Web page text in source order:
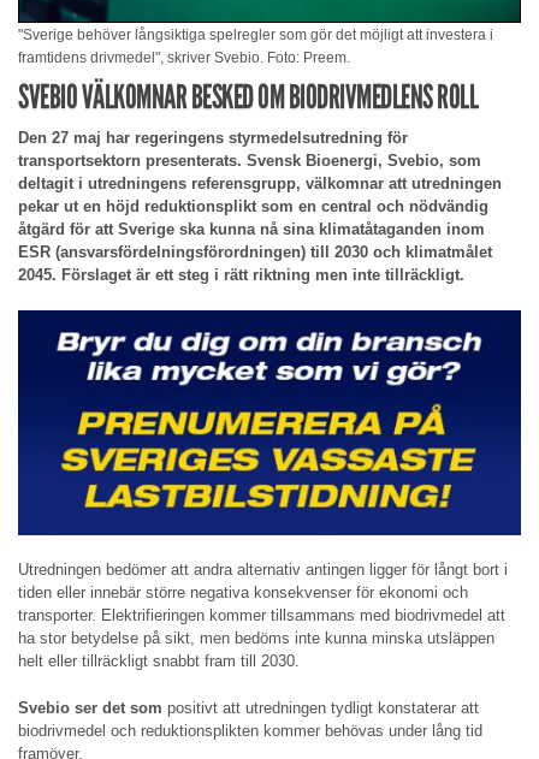
"Sverige behöver långsiktiga spelregler som gör det möjligt att investera i
framtidens drivmedel", skriver Svebio. Foto: Preem.
SVEBIO VÄLKOMNAR BESKED OM BIODRIVMEDLENS ROLL
Den 27 maj har regeringens styrmedelsutredning för
transportsektorn presenterats. Svensk Bioenergi, Svebio, som
deltagit i utredningens referensgrupp, välkomnar att utredningen
pekar ut en höjd reduktionsplikt som en central och nödvändig
åtgärd för att Sverige ska kunna nå sina klimatåtaganden inom
ESR (ansvarsfördelningsförordningen) till 2030 och klimatmålet
2045. Förslaget är ett steg i rätt riktning men inte tillräckligt.
Utredningen bedömer att andra alternativ antingen ligger för långt bort i
tiden eller innebär större negativa konsekvenser för ekonomi och
transporter. Elektrifieringen kommer tillsammans med biodrivmedel att
ha stor betydelse på sikt, men bedöms inte kunna minska utsläppen
helt eller tillräckligt snabbt fram till 2030.
Svebio ser det som positivt att utredningen tydligt konstaterar att
biodrivmedel och reduktionsplikten kommer behövas under lång tid
framöver.